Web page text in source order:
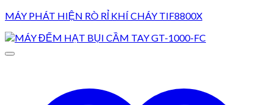
MÁY PHÁT HIỆN RÒ RỈ KHÍ CHÁY TIF8800X